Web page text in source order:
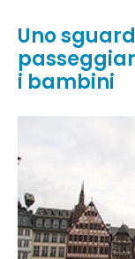
Uno
i bambini